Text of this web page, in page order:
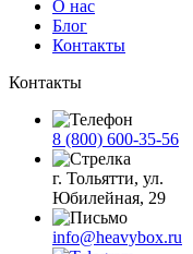
О нас
Блог
Контакты
Контакты
8 (800) 600-35-56
г. Тольятти, ул.
Юбилейная, 29
info@heavybox.ru